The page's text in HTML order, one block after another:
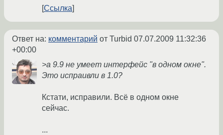
Ссылка
Ответ на: комментарий от Turbid 07.07.2009 11:32:36
+00:00
>а 9.9 не умеет интерфейс "в одном окне".
Это испраивли в 1.0?
Кстати, исправили. Всё в одном окне
сейчас.
...